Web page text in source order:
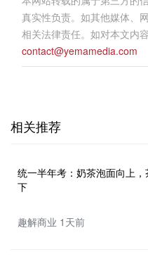
真实性负责。如其他媒体、
相关法律责任。如对本文内
contact@yemamedia.com
相关推荐
统一半年考：奶茶泡面向上，
下
趣解商业 1天前